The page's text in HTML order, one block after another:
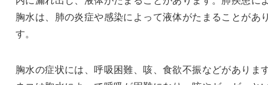
胸水は、肺の炎症や感染によって液体がたまることがあ
す。
胸水の症状には、呼吸困難、咳、食欲不振などがありま